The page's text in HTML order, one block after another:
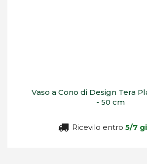
Vaso a Cono di Design Tera
- 50 cm
Ricevilo entro 5/7